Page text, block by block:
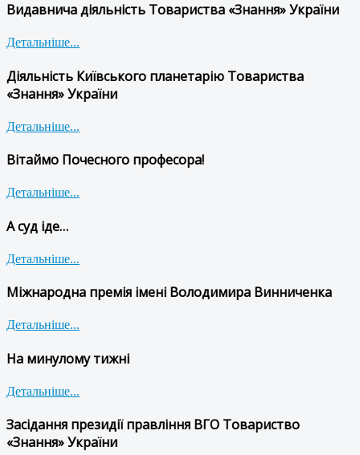
Видавнича діяльність Товариства «Знання» України
Детальніше...
Діяльність Київського планетарію Товариства
«Знання» України
Детальніше...
Вітаймо Почесного професора!
Детальніше...
А суд іде…
Детальніше...
Міжнародна премія імені Володимира Винниченка
Детальніше...
На минулому тижні
Детальніше...
Засідання президії правління ВГО Товариство
«Знання» України